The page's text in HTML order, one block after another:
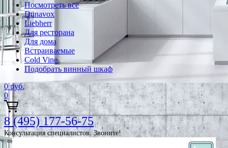
Посмотреть все
Dunavox
Liebherr
Для ресторана
Для дома
Встраиваемые
Cold Vine
Подобрать винный шкаф
0 руб.
0
8 (495) 177-56-75
Консультация специалистов. Звоните!